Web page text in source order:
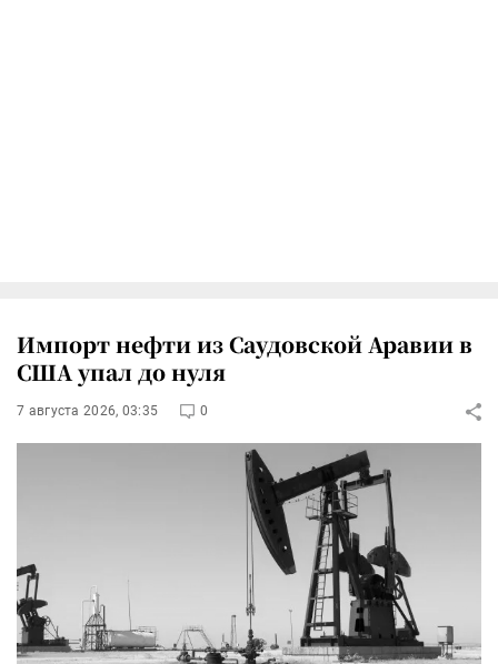
Импорт нефти из Саудовской Аравии в
США упал до нуля
7 августа 2026, 03:35 0